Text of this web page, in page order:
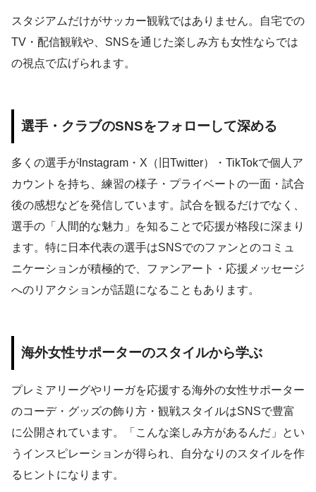
スタジアムだけがサッカー観戦ではありません。自宅での
TV・配信観戦や、SNSを通じた楽しみ方も女性ならでは
の視点で広げられます。
選手・クラブのSNSをフォローして深める
多くの選手がInstagram・X（旧Twitter）・TikTokで個人ア
カウントを持ち、練習の様子・プライベートの一面・試合
後の感想などを発信しています。試合を観るだけでなく、
選手の「人間的な魅力」を知ることで応援が格段に深まり
ます。特に日本代表の選手はSNSでのファンとのコミュ
ニケーションが積極的で、ファンアート・応援メッセージ
へのリアクションが話題になることもあります。
海外女性サポーターのスタイルから学ぶ
プレミアリーグやリーガを応援する海外の女性サポーター
のコーデ・グッズの飾り方・観戦スタイルはSNSで豊富
に公開されています。「こんな楽しみ方があるんだ」とい
うインスピレーションが得られ、自分なりのスタイルを作
るヒントになります。